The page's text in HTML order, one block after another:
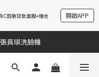
C穀胱甘肽面膜+維他
開啟APP
價$899
價$899
員瑛洗臉機
享免運🛒